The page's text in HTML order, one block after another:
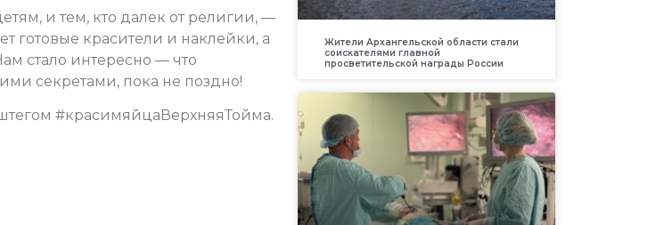
и тем, кто далек от религии, —
готовые красители и наклейки, а
стало интересно — что
секретами, пока не поздно!
#красимяйцаВерхняяТойма.
Жители Архангельской области стали
соискателями главной
просветительской награды России